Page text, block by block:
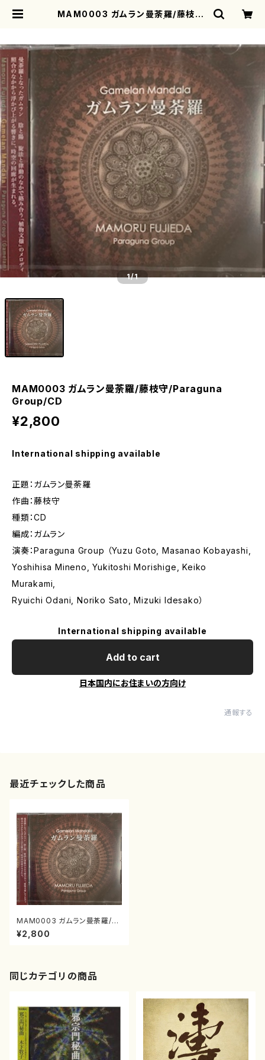
MAM0003 ガムラン曼荼羅/藤枝守/
1/1
MAM0003 ガムラン曼荼羅/藤枝守/Paraguna
Group/CD
¥2,800
International shipping available
正題：ガムラン曼荼羅
作曲：藤枝守
種類：CD
編成：ガムラン
演奏：Paraguna Group （Yuzu Goto, Masanao Kobayashi,
Yoshihisa Mineno, Yukitoshi Morishige, Keiko
Murakami,
Ryuichi Odani, Noriko Sato, Mizuki Idesako）
International shipping available
Add to cart
日本国内にお住まいの方向け
通報する
最近チェックした商品
MAM0003 ガムラン曼荼羅/藤
枝守/Paraguna Group/CD
¥2,800
同じカテゴリの商品